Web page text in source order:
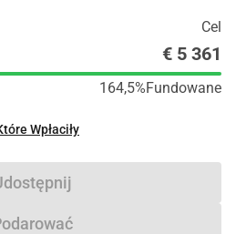
Cel
€ 5 361
164,5%Fundowane
Wpłaciły